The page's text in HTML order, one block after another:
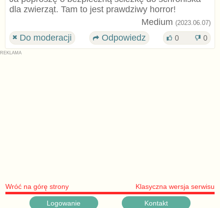
dla zwierząt. Tam to jest prawdziwy horror!
Medium (2023.06.07)
Do moderacji Odpowiedz 0 0
Wróć na górę strony Klasyczna wersja serwisu
Logowanie Kontakt